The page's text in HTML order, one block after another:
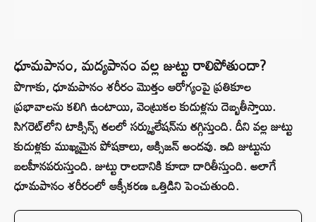
ధూమపానం, మద్యపానం వల్ల జుట్టు రాలిపోతుందా?
పొగాకు, ధూమపానం శరీరం మొత్తం ఆరోగ్యంపై ప్రతికూల
ప్రభావాలను కలిగి ఉంటాయి, వెంట్రుకల కుదుళ్లను దెబ్బతీస్తాయి.
సిగరెట్‌లోని టాక్సిన్స్ తలలో సర్క్యులేషన్‌ను తగ్గిస్తుంది. దీని వల్ల జుట్టు
కుదుళ్లకు ముఖ్యమైన పోషకాలు, ఆక్సిజన్ అందవు. ఇది జుట్టును
బలహీనపరుస్తుంది. జుట్టు రాలడానికి కూడా దారితీస్తుంది. అలాగే
ధూమపానం శరీరంలో ఆక్సీకరణ ఒత్తిడిని పెంచుతుంది.